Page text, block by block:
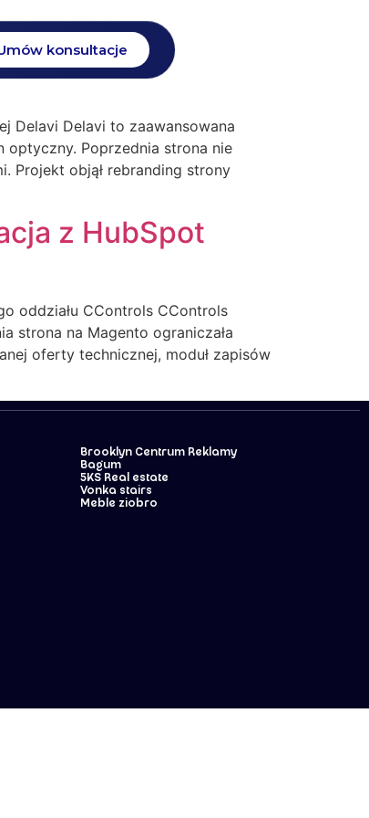
konsultacje
Delavi Delavi to zaawansowana
optyczny. Poprzednia strona nie
Projekt objął rebranding strony
z HubSpot
oddziału CControls CControls
strona na Magento ograniczała
oferty technicznej, moduł zapisów
Brooklyn Centrum Reklamy
Bagum
5KS Real estate
Vonka stairs
Meble ziobro